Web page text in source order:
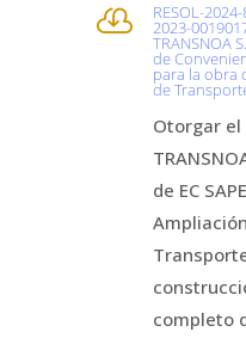
 RESOL-
2023-
TRANSNOA
de
para la obra
de
Otorgar el
de EC
completo